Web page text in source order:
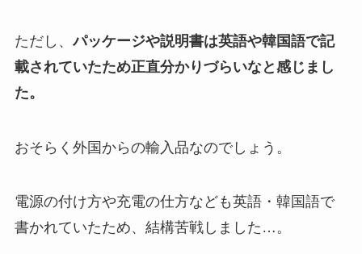
ただし、パッケージや説明書は英語や韓国語で記
載されていたため正直分かりづらいなと感じまし
た。
おそらく外国からの輸入品なのでしょう。
電源の付け方や充電の仕方なども英語・韓国語で
書かれていたため、結構苦戦しました…。